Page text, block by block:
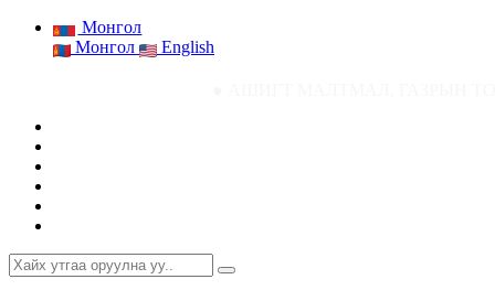
Монгол
Монгол
English